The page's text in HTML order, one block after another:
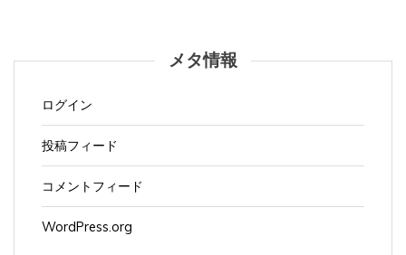
メタ情報
ログイン
投稿フィード
コメントフィード
WordPress.org